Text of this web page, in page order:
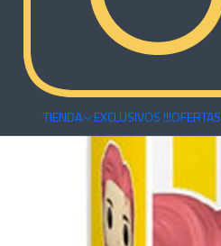
TIENDA EXCLUSIVOS !!!OFERTAS